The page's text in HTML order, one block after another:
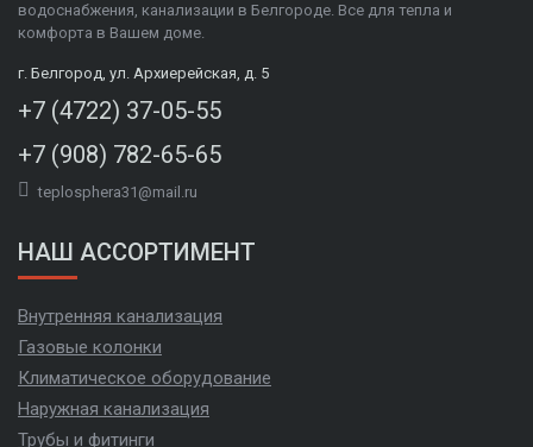
водоснабжения, канализации в Белгороде. Все для тепла и
комфорта в Вашем доме.
г. Белгород, ул. Архиерейская, д. 5
+7 (4722) 37-05-55
+7 (908) 782-65-65
teplosphera31@mail.ru
НАШ АССОРТИМЕНТ
Внутренняя канализация
Газовые колонки
Климатическое оборудование
Наружная канализация
Трубы и фитинги